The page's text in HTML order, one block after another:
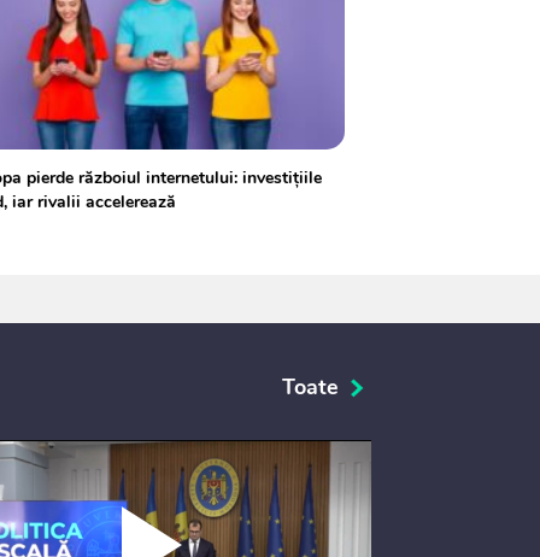
pierde războiul internetului: investițiile
iar rivalii accelerează
Toate